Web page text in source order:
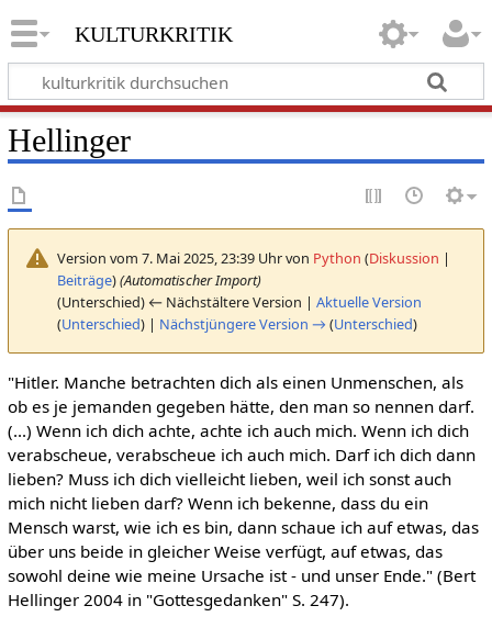
kulturkritik
Hellinger
Version vom 7. Mai 2025, 23:39 Uhr von Python (Diskussion |
Beiträge)(Automatischer Import)
(Unterschied) ← Nächstältere Version | Aktuelle Version
(Unterschied) | Nächstjüngere Version → (Unterschied)
"Hitler. Manche betrachten dich als einen Unmenschen, als
ob es je jemanden gegeben hätte, den man so nennen darf.
(...) Wenn ich dich achte, achte ich auch mich. Wenn ich dich
verabscheue, verabscheue ich auch mich. Darf ich dich dann
lieben? Muss ich dich vielleicht lieben, weil ich sonst auch
mich nicht lieben darf? Wenn ich bekenne, dass du ein
Mensch warst, wie ich es bin, dann schaue ich auf etwas, das
über uns beide in gleicher Weise verfügt, auf etwas, das
sowohl deine wie meine Ursache ist - und unser Ende." (Bert
Hellinger 2004 in "Gottesgedanken" S. 247).